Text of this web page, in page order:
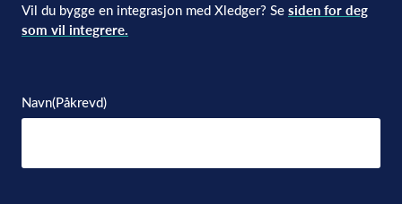
Vil du bygge en integrasjon med Xledger? Se siden for deg
som vil integrere.
Navn(Påkrevd)